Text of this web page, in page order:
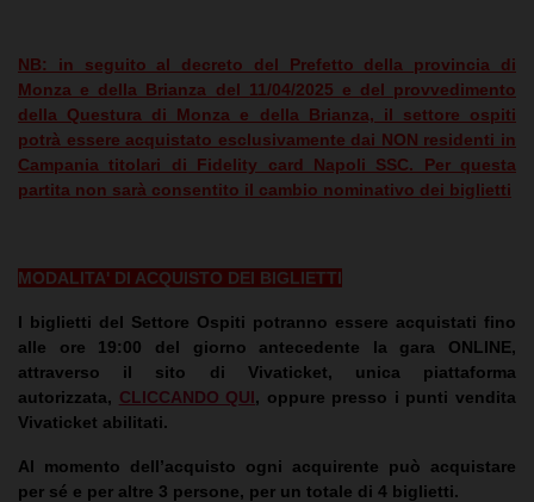
NB: in seguito al decreto del Prefetto della provincia di
Monza e della Brianza del 11/04/2025 e del provvedimento
della Questura di Monza e della Brianza, il settore ospiti
potrà essere acquistato esclusivamente dai NON residenti in
Campania titolari di Fidelity card Napoli SSC. Per questa
partita non sarà consentito il cambio nominativo dei biglietti
MODALITA' DI ACQUISTO DEI BIGLIETTI
I biglietti del Settore Ospiti potranno essere acquistati fino
alle ore 19:00 del giorno antecedente la gara ONLINE,
attraverso il sito di Vivaticket, unica piattaforma
autorizzata, CLICCANDO QUI, oppure presso i punti vendita
Vivaticket abilitati.
Al momento dell’acquisto ogni acquirente può acquistare
per sé e per altre 3 persone, per un totale di 4 biglietti.